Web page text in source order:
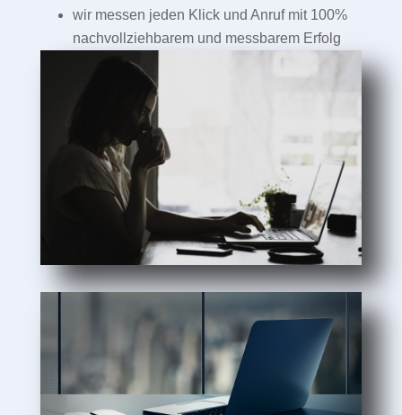
wir messen jeden Klick und Anruf mit 100%
nachvollziehbarem und messbarem Erfolg